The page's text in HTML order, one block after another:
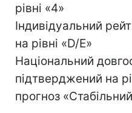
рівні «4»
Індивідуальний
на рівні «D/E»
Національний
підтверджений на
прогноз